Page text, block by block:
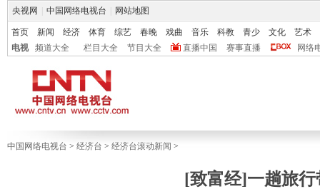
央视网 中国网络电视台 网站地图
首页 新闻 经济 体育 综艺 春晚 戏曲 音乐 科教 青少 文化
艺术
电视
频道大全 栏目大全 节目大全 直播中国 赛事直播 网络
中国网络电视台 > 经济台 > 经济台滚动新闻 >
[致富经]一趟旅行